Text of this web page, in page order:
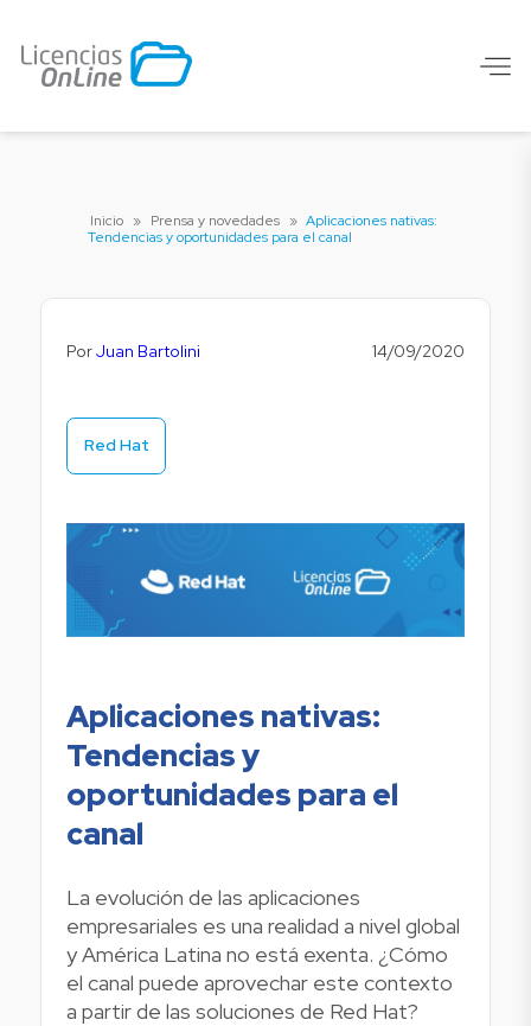
Inicio » Prensa y novedades » Aplicaciones nativas:
Tendencias y oportunidades para el canal
PorJuan Bartolini 14/09/2020
Red Hat
Aplicaciones nativas:
Tendencias y
oportunidades para el
canal
La evolución de las aplicaciones
empresariales es una realidad a nivel global
y América Latina no está exenta. ¿Cómo
el canal puede aprovechar este contexto
a partir de las soluciones de Red Hat?